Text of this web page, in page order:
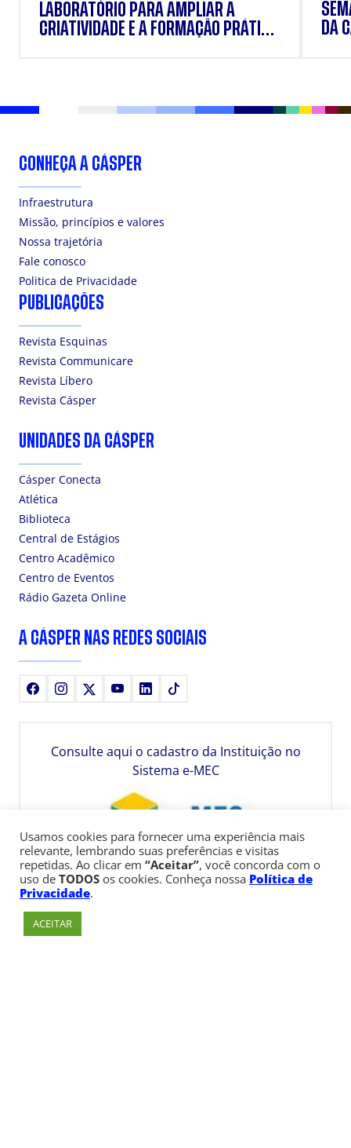
LABORATÓRIO PARA AMPLIAR A
CRIATIVIDADE E A FORMAÇÃO PRÁTICA
DA
CONHEÇA A CÁSPER
Infraestrutura
Missão, princípios e valores
Nossa trajetória
Fale conosco
Politica de Privacidade
PUBLICAÇÕES
Revista Esquinas
Revista Communicare
Revista Líbero
Revista Cásper
UNIDADES DA CÁSPER
Cásper Conecta
Atlética
Biblioteca
Central de Estágios
Centro Acadêmico
Centro de Eventos
Rádio Gazeta Online
A CÁSPER NAS REDES SOCIAIS
FacebookInstagram YoutubeLinkedIn
Consulte aqui o cadastro da Instituição no
Sistema e-MEC
Usamos cookies para fornecer uma experiência mais
relevante, lembrando suas preferências e visitas
repetidas. Ao clicar em “Aceitar”, você concorda com o
uso de TODOS os cookies. Conheça nossa Política de
Privacidade.
ACEITAR